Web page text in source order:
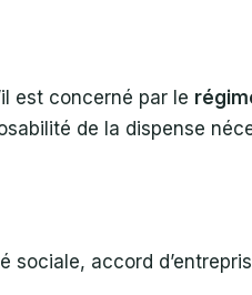
est concerné par le
de la dispense
sociale, accord